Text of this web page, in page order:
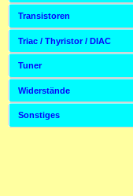
Transistoren
Triac / Thyristor / DIAC
Tuner
Widerstände
Sonstiges